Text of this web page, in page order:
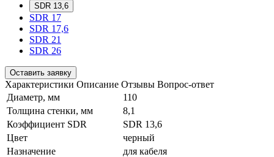
SDR 13,6
SDR 17
SDR 17,6
SDR 21
SDR 26
Оставить заявку
Характеристики Описание Отзывы Вопрос-ответ
Диаметр, мм
110
Толщина стенки, мм
8,1
Коэффициент SDR
SDR 13,6
Цвет
черный
Назначение
для кабеля